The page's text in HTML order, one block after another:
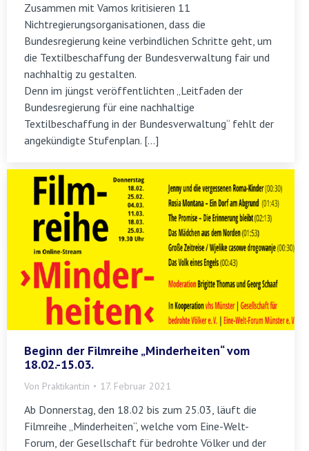
Zusammen mit Vamos kritisieren 11
Nichtregierungsorganisationen, dass die
Bundesregierung keine verbindlichen Schritte geht, um
die Textilbeschaffung der Bundesverwaltung fair und
nachhaltig zu gestalten.
Denn im jüngst veröffentlichten „Leitfaden der
Bundesregierung für eine nachhaltige
Textilbeschaffung in der Bundesverwaltung“ fehlt der
angekündigte Stufenplan. […]
Beginn der Filmreihe „Minderheiten“ vom
18.02.-15.03.
Von Praktikant:in 17. Februar 2021
Ab Donnerstag, den 18.02 bis zum 25.03, läuft die
Filmreihe „Minderheiten“, welche vom Eine-Welt-
Forum, der Gesellschaft für bedrohte Völker und der